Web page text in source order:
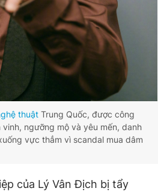
GP - BTTTT cấp ngày 24.3.2020
về Báo Thanh Niên. Cấm sao
không có sự chấp thuận bằng văn
JSC.
thuật Trung Quốc, được công
ngưỡng mộ và yêu mến, danh
vực thẳm vì scandal mua dâm
của Lý Vân Địch bị tẩy